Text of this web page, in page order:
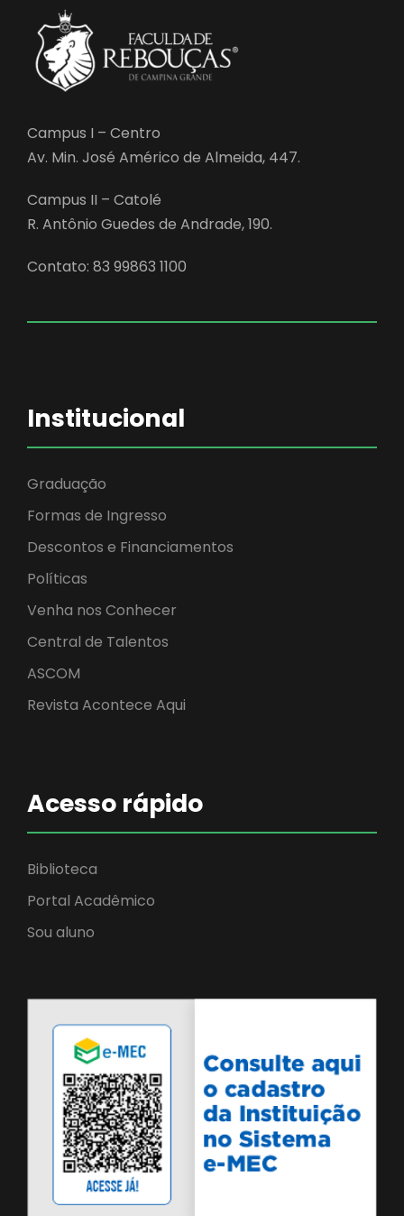
Campus I – Centro
Av. Min. José Américo de Almeida, 447.
Campus II – Catolé
R. Antônio Guedes de Andrade, 190.
Contato: 83 99863 1100
Institucional
Graduação
Formas de Ingresso
Descontos e Financiamentos
Políticas
Venha nos Conhecer
Central de Talentos
ASCOM
Revista Acontece Aqui
Acesso rápido
Biblioteca
Portal Acadêmico
Sou aluno